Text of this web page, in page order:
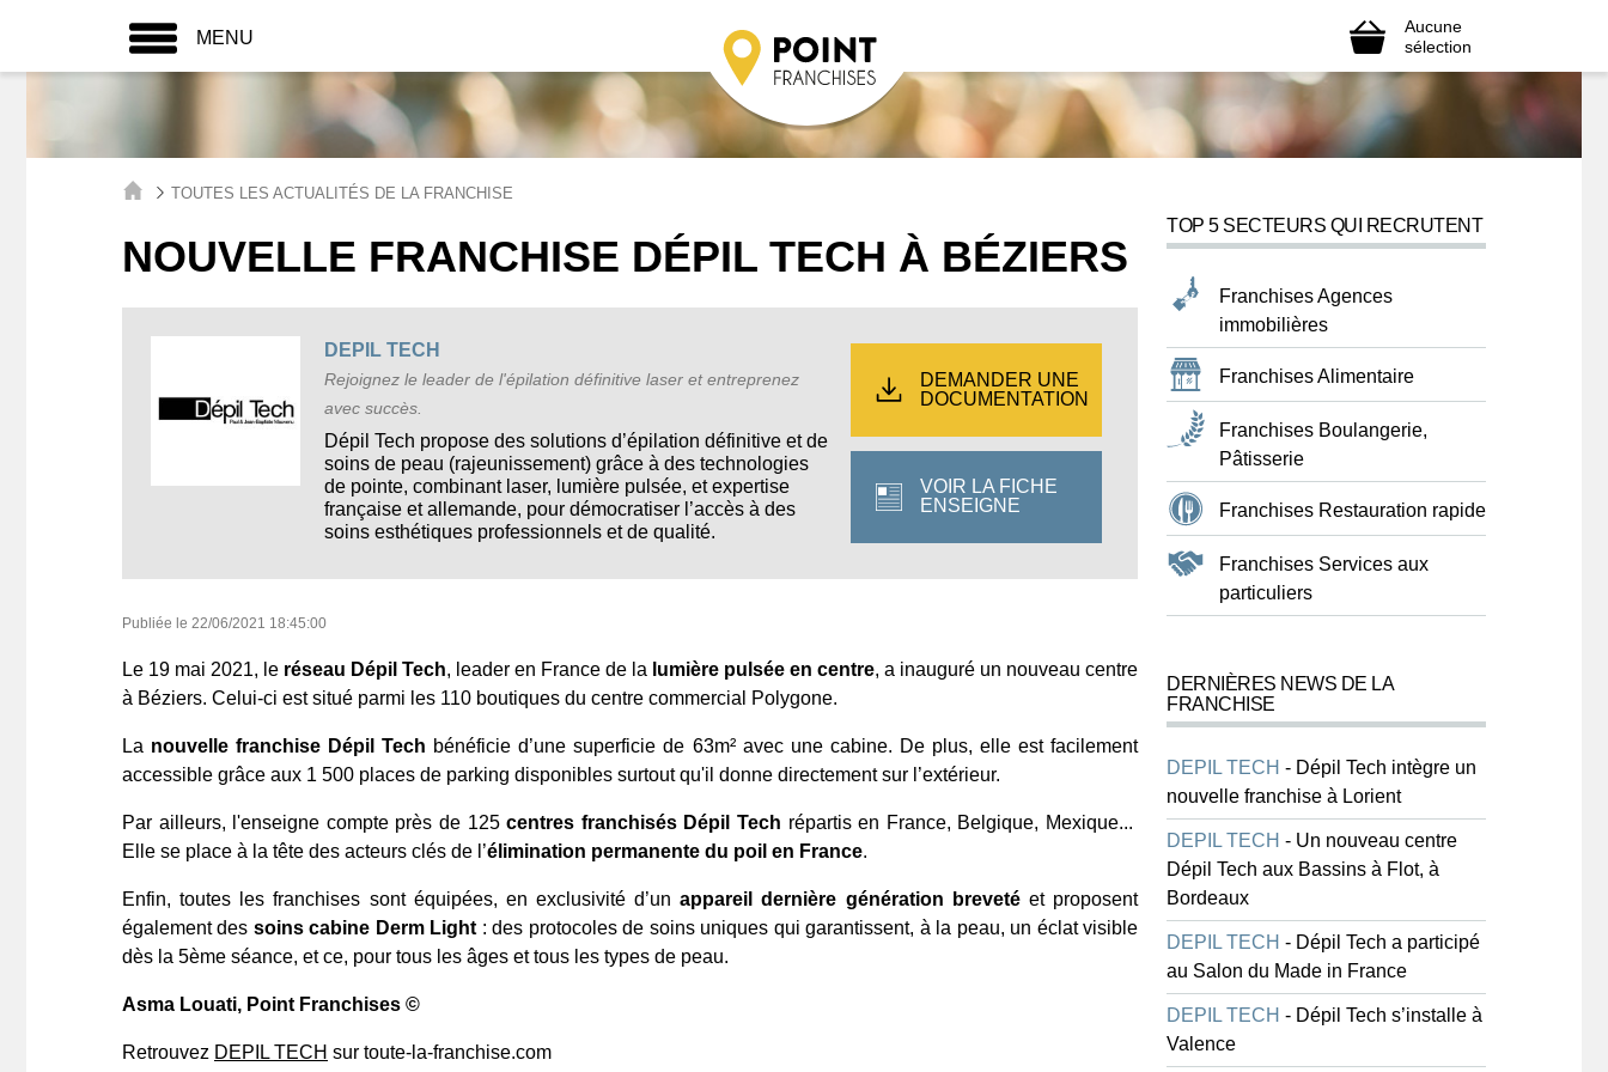
MENU
Aucune
sélection
TOUTES LES ACTUALITÉS DE LA FRANCHISE
NOUVELLE FRANCHISE DÉPIL TECH À BÉZIERS
DEPIL TECH
Rejoignez le leader de l'épilation définitive laser et entreprenez
avec succès.
Dépil Tech propose des solutions d’épilation définitive et de
soins de peau (rajeunissement) grâce à des technologies
de pointe, combinant laser, lumière pulsée, et expertise
française et allemande, pour démocratiser l’accès à des
soins esthétiques professionnels et de qualité.
DEMANDER UNE
DOCUMENTATION
VOIR LA FICHE
ENSEIGNE
Publiée le 22/06/2021 18:45:00
Le 19 mai 2021, le réseau Dépil Tech, leader en France de la lumière pulsée en centre, a inauguré un nouveau centre
à Béziers. Celui-ci est situé parmi les 110 boutiques du centre commercial Polygone.
La nouvelle franchise Dépil Tech bénéficie d’une superficie de 63m² avec une cabine. De plus, elle est facilement
accessible grâce aux 1 500 places de parking disponibles surtout qu'il donne directement sur l’extérieur.
Par ailleurs, l'enseigne compte près de 125centres franchisés Dépil Tech répartis en France, Belgique, Mexique...
Elle se place à la tête des acteurs clés de l’élimination permanente du poil en France.
Enfin, toutes les franchises sont équipées, en exclusivité d’unappareil dernière génération breveté et proposent
également des soins cabine Derm Light : des protocoles de soins uniques qui garantissent, à la peau, un éclat visible
dès la 5ème séance, et ce, pour tous les âges et tous les types de peau.
Asma Louati, Point Franchises ©
Retrouvez DEPIL TECH sur toute-la-franchise.com
TOP 5 SECTEURS QUI RECRUTENT
Franchises Agences
immobilières
Franchises Alimentaire
Franchises Boulangerie,
Pâtisserie
Franchises Restauration rapide
Franchises Services aux
particuliers
DERNIÈRES NEWS DE LA
FRANCHISE
DEPIL TECH - Dépil Tech intègre un
nouvelle franchise à Lorient
DEPIL TECH - Un nouveau centre
Dépil Tech aux Bassins à Flot, à
Bordeaux
DEPIL TECH - Dépil Tech a participé
au Salon du Made in France
DEPIL TECH - Dépil Tech s’installe à
Valence